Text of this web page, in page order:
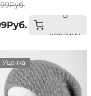
В
корзину
Уценка